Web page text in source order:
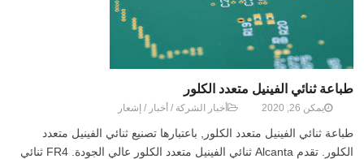
طباعة ثنائي الفينيل متعدد الكلور
يمكن 26, 2020 أخبار الشركة / أخبار / إشعار
طباعة ثنائي الفينيل متعدد الكلور, باعتبارها تصنيع ثنائي الفينيل متعدد
الكلور. تقدم Alcanta ثنائي الفينيل متعدد الكلور عالي الجودة. FR4 ثنائي